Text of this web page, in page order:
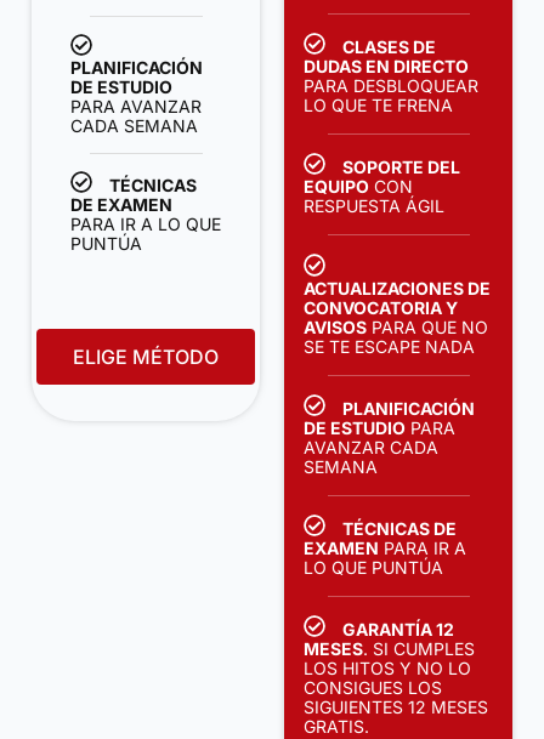
PLANIFICACIÓN
DE ESTUDIO
PARA AVANZAR
CADA SEMANA
TÉCNICAS
DE EXAMEN
PARA IR A LO QUE
PUNTÚA
ELIGE MÉTODO
CLASES DE
DUDAS EN DIRECTO
PARA DESBLOQUEAR
LO QUE TE FRENA
SOPORTE DEL
EQUIPO CON
RESPUESTA ÁGIL
ACTUALIZACIONES DE
CONVOCATORIA Y
AVISOS PARA QUE NO
SE TE ESCAPE NADA
PLANIFICACIÓN
DE ESTUDIO PARA
AVANZAR CADA
SEMANA
TÉCNICAS DE
EXAMEN PARA IR A
LO QUE PUNTÚA
GARANTÍA 12
MESES. SI CUMPLES
LOS HITOS Y NO LO
CONSIGUES LOS
SIGUIENTES 12 MESES
GRATIS.